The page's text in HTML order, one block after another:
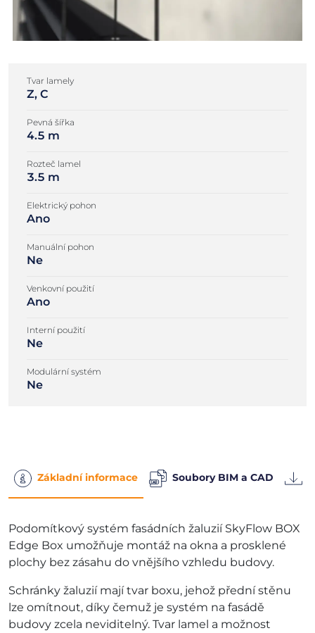
Tvar lamely
Z, C
Pevná šířka
4.5 m
Rozteč lamel
3.5 m
Elektrický pohon
Ano
Manuální pohon
Ne
Venkovní použití
Ano
Interní použití
Ne
Modulární systém
Ne
Základní informace Soubory BIM a CAD
Podomítkový systém fasádních žaluzií SkyFlow BOX
Edge Box umožňuje montáž na okna a prosklené
plochy bez zásahu do vnějšího vzhledu budovy.
Schránky žaluzií mají tvar boxu, jehož přední stěnu
lze omítnout, díky čemuž je systém na fasádě
budovy zcela neviditelný. Tvar lamel a možnost